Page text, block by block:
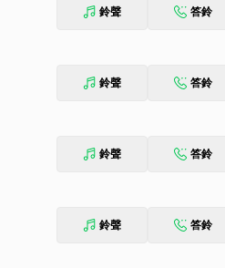
鈴聲 答鈴
鈴聲 答鈴
鈴聲 答鈴
鈴聲 答鈴